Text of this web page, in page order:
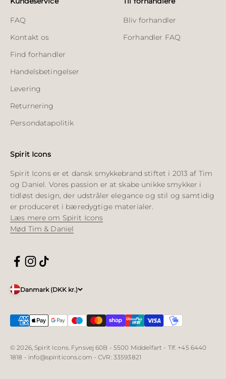
FAQ
Kontakt os
Find forhandler
Handelsbetingelser
Levering
Returnering
Persondatapolitik
Bliv forhandler
Forhandler FAQ
Spirit Icons
Spirit Icons er et dansk smykkebrand stiftet i 2013 af Tim
og Daniel. Vores passion er at skabe unikke smykker i
tidløst design, der udstråler elegance og stil og samtidig
er produceret i bæredygtige materialer.
Læs mere om Spirit Icons
Mød Tim & Daniel
Danmark (DKK kr.)
© 2026, Spirit Icons. Fynsvej 60B - 5500 Middelfart - Tlf. +45 6440
1818 - info@spiriticons.com - CVR: 33593821